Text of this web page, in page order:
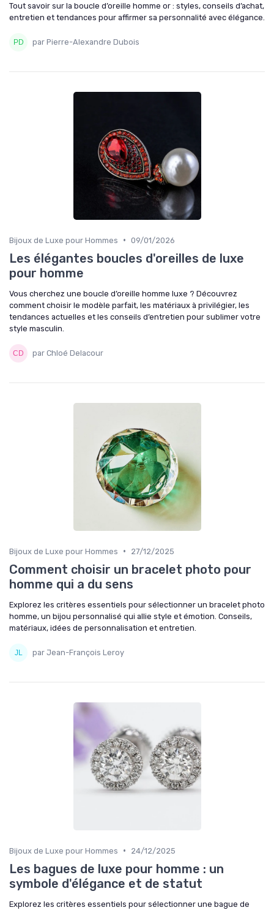
Tout savoir sur la boucle d’oreille homme or : styles, conseils d’achat,
entretien et tendances pour affirmer sa personnalité avec élégance.
par Pierre-Alexandre Dubois
Bijoux de Luxe pour Hommes • 09/01/2026
Les élégantes boucles d'oreilles de luxe
pour homme
Vous cherchez une boucle d’oreille homme luxe ? Découvrez
comment choisir le modèle parfait, les matériaux à privilégier, les
tendances actuelles et les conseils d’entretien pour sublimer votre
style masculin.
par Chloé Delacour
Bijoux de Luxe pour Hommes • 27/12/2025
Comment choisir un bracelet photo pour
homme qui a du sens
Explorez les critères essentiels pour sélectionner un bracelet photo
homme, un bijou personnalisé qui allie style et émotion. Conseils,
matériaux, idées de personnalisation et entretien.
par Jean-François Leroy
Bijoux de Luxe pour Hommes • 24/12/2025
Les bagues de luxe pour homme : un
symbole d'élégance et de statut
Explorez les critères essentiels pour sélectionner une bague de